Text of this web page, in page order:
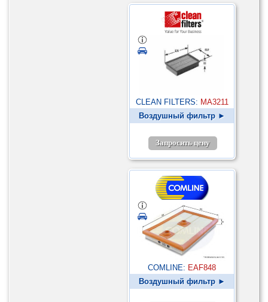
CLEAN FILTERS: MA3211
Воздушный фильтр ►
Запросить цену
COMLINE: EAF848
Воздушный фильтр ►